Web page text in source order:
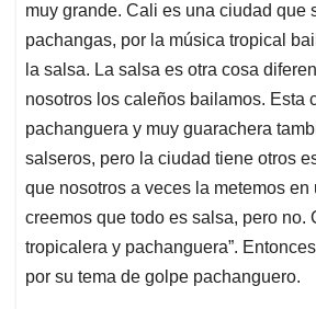
muy grande. Cali es una ciudad que
pachangas, por la música tropical
la salsa. La salsa es otra cosa
nosotros los caleños bailamos. Esta
pachanguera y muy guarachera
salseros, pero la ciudad tiene otros
que nosotros a veces la metemos en
creemos que todo es salsa, pero no.
tropicalera y pachanguera”.
por su tema de golpe pachanguero.